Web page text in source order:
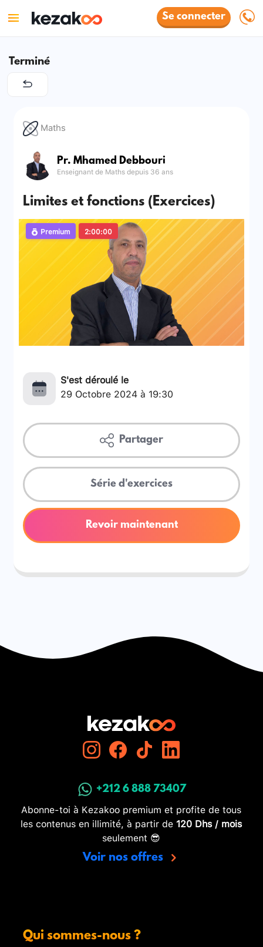
Se connecter
Terminé
Maths
Pr. Mhamed Debbouri
Enseignant de Maths depuis 36 ans
Limites et fonctions (Exercices)
Premium 2:00:00
S'est déroulé le
29 Octobre 2024 à 19:30
Partager
Série d'exercices
Revoir maintenant
+212 6 888 73407
Abonne-toi à Kezakoo premium et profite de tous
les contenus en illimité, à partir de 120 Dhs / mois
seulement 😎
Voir nos offres
Qui sommes-nous ?